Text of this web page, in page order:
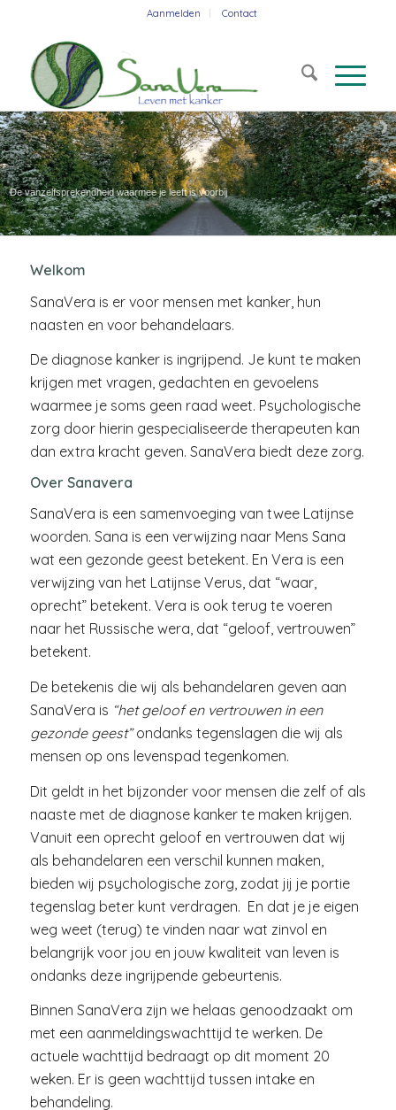
Aanmelden Contact
Home
De vanzelfsprekendheid waarmee je leeft is voorbij
Welkom
SanaVera is er voor mensen met kanker, hun
naasten en voor behandelaars.
De diagnose kanker is ingrijpend. Je kunt te maken
krijgen met vragen, gedachten en gevoelens
waarmee je soms geen raad weet. Psychologische
zorg door hierin gespecialiseerde therapeuten kan
dan extra kracht geven. SanaVera biedt deze zorg.
Over Sanavera
SanaVera is een samenvoeging van twee Latijnse
woorden. Sana is een verwijzing naar Mens Sana
wat een gezonde geest betekent. En Vera is een
verwijzing van het Latijnse Verus, dat “waar,
oprecht” betekent. Vera is ook terug te voeren
naar het Russische wera, dat “geloof, vertrouwen”
betekent.
De betekenis die wij als behandelaren geven aan
SanaVera is “het geloof en vertrouwen in een
gezonde geest”ondanks tegenslagen die wij als
mensen op ons levenspad tegenkomen.
Dit geldt in het bijzonder voor mensen die zelf of als
naaste met de diagnose kanker te maken krijgen.
Vanuit een oprecht geloof en vertrouwen dat wij
als behandelaren een verschil kunnen maken,
bieden wij psychologische zorg, zodat jij je portie
tegenslag beter kunt verdragen. En dat je je eigen
weg weet (terug) te vinden naar wat zinvol en
belangrijk voor jou en jouw kwaliteit van leven is
ondanks deze ingrijpende gebeurtenis.
Binnen SanaVera zijn we helaas genoodzaakt om
met een aanmeldingswachttijd te werken. De
actuele wachttijd bedraagt op dit moment 20
weken. Er is geen wachttijd tussen intake en
behandeling.